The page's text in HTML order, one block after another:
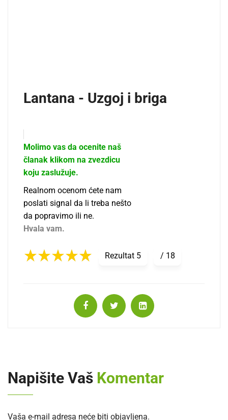
Lantana - Uzgoj i briga
Molimo vas da ocenite naš
članak klikom na zvezdicu
koju zaslužuje.
Realnom ocenom ćete nam
poslati signal da li treba nešto
da popravimo ili ne.
Hvala vam.
Rezultat 5 / 18
Napišite Vaš Komentar
Vaša e-mail adresa neće biti objavljena.